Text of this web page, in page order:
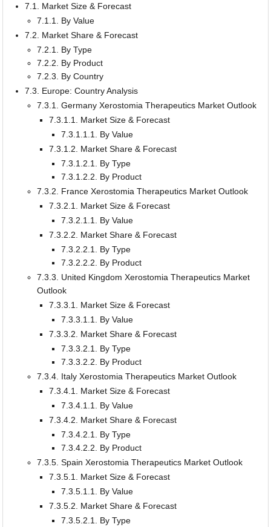
7.1. Market Size & Forecast
7.1.1. By Value
7.2. Market Share & Forecast
7.2.1. By Type
7.2.2. By Product
7.2.3. By Country
7.3. Europe: Country Analysis
7.3.1. Germany Xerostomia Therapeutics Market Outlook
7.3.1.1. Market Size & Forecast
7.3.1.1.1. By Value
7.3.1.2. Market Share & Forecast
7.3.1.2.1. By Type
7.3.1.2.2. By Product
7.3.2. France Xerostomia Therapeutics Market Outlook
7.3.2.1. Market Size & Forecast
7.3.2.1.1. By Value
7.3.2.2. Market Share & Forecast
7.3.2.2.1. By Type
7.3.2.2.2. By Product
7.3.3. United Kingdom Xerostomia Therapeutics Market
Outlook
7.3.3.1. Market Size & Forecast
7.3.3.1.1. By Value
7.3.3.2. Market Share & Forecast
7.3.3.2.1. By Type
7.3.3.2.2. By Product
7.3.4. Italy Xerostomia Therapeutics Market Outlook
7.3.4.1. Market Size & Forecast
7.3.4.1.1. By Value
7.3.4.2. Market Share & Forecast
7.3.4.2.1. By Type
7.3.4.2.2. By Product
7.3.5. Spain Xerostomia Therapeutics Market Outlook
7.3.5.1. Market Size & Forecast
7.3.5.1.1. By Value
7.3.5.2. Market Share & Forecast
7.3.5.2.1. By Type